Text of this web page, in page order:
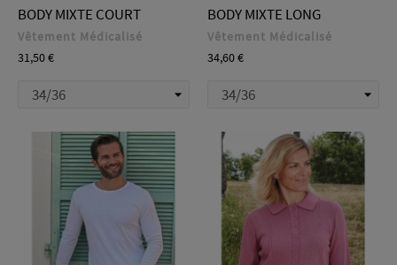
BODY MIXTE COURT
Vêtement Médicalisé
Prix
31,50 €
BODY MIXTE LONG
Vêtement Médicalisé
Prix
34,60 €